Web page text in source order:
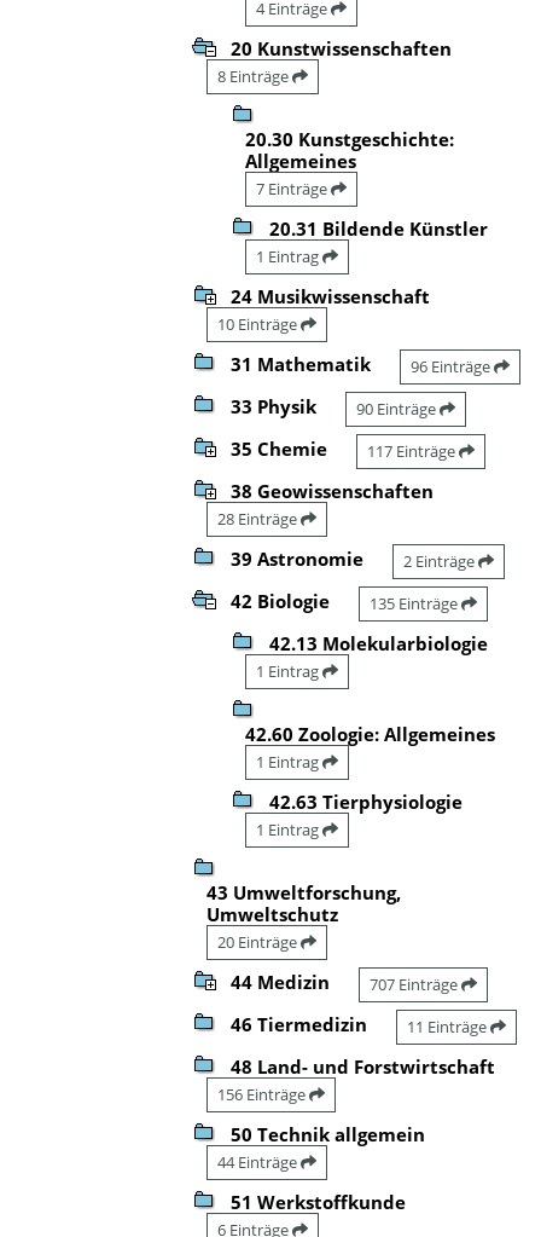
4 Einträge
20 Kunstwissenschaften
8 Einträge
20.30 Kunstgeschichte:
Allgemeines
7 Einträge
20.31 Bildende Künstler
1 Eintrag
24 Musikwissenschaft
10 Einträge
31 Mathematik 96 Einträge
33 Physik 90 Einträge
35 Chemie 117 Einträge
38 Geowissenschaften
28 Einträge
39 Astronomie 2 Einträge
42 Biologie 135 Einträge
42.13 Molekularbiologie
1 Eintrag
42.60 Zoologie: Allgemeines
1 Eintrag
42.63 Tierphysiologie
1 Eintrag
43 Umweltforschung,
Umweltschutz
20 Einträge
44 Medizin 707 Einträge
46 Tiermedizin 11 Einträge
48 Land- und Forstwirtschaft
156 Einträge
50 Technik allgemein
44 Einträge
51 Werkstoffkunde
6 Einträge